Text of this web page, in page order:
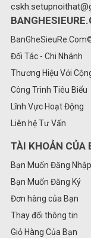
Đối Tác - Chi Nhánh
Thương Hiệu Với
Công Trình Tiêu Biểu
Lĩnh Vực Hoạt Động
Liên hệ Tư Vấn
TÀI KHOẢN CỦA
Bạn Muốn Đăng Nhập
Bạn Muốn Đăng Ký
Đơn hàng của Bạn
Thay đổi thông tin
Giỏ Hàng Của Bạn